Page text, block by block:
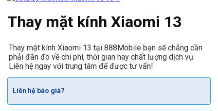
Thay mặt kính Xiaomi 13
Thay mặt kính Xiaomi 13 tại 888Mobile bạn sẽ chẳng cần
phải đắn đo về chi phí, thời gian hay chất lượng dịch vụ.
Liên hệ ngay với trung tâm để được tư vấn!
Liên hệ báo giá?